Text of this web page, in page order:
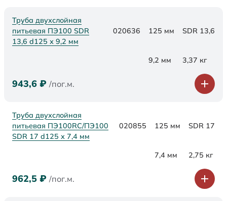
Труба двухслойная
питьевая ПЭ100 SDR
13,6 d125 х 9,2 мм
020636 125 мм SDR 13,6
9,2 мм 3,37 кг
943,6 ₽ /пог.м.
Труба двухслойная
питьевая ПЭ100RC/ПЭ100
SDR 17 d125 х 7,4 мм
020855 125 мм SDR 17
7,4 мм 2,75 кг
962,5 ₽ /пог.м.